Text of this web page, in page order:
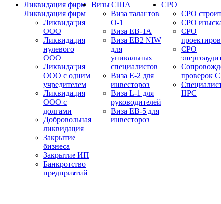
Ликвидация фирм
Ликвидация фирм
Ликвидация
ООО
Ликвидация
нулевого
ООО
Ликвидация
ООО с одним
учредителем
Ликвидация
ООО с
долгами
Добровольная
ликвидация
Закрытие
бизнеса
Закрытие ИП
Банкротство
предприятий
Визы США
Виза талантов
О-1
Виза EB-1A
Виза EB2 NIW
для
уникальных
специалистов
Виза E-2 для
инвесторов
Виза L-1 для
руководителей
Виза EB-5 для
инвесторов
СРО
СРО
СРО
СРО
СРО
проверок
НРС